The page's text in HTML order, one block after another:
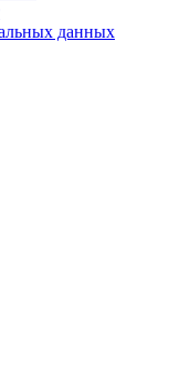
данных